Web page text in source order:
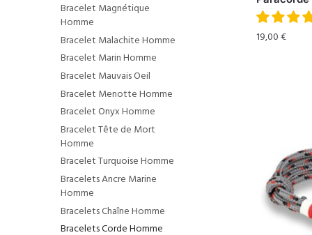
19,00€
Bracelet Magnétique
Homme
Bracelet Malachite Homme
Bracelet Marin Homme
Bracelet Mauvais Oeil
Bracelet Menotte Homme
Bracelet Onyx Homme
Bracelet Tête de Mort
Homme
Bracelet Turquoise Homme
Bracelets Ancre Marine
Homme
Bracelets Chaîne Homme
Bracelets Corde Homme